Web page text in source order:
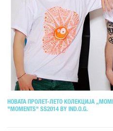
НОВАТА ПРОЛЕТ-ЛЕТО КОЛЕКЦИЈА
"MOMENTS" SS2014 BY IND.O.G.